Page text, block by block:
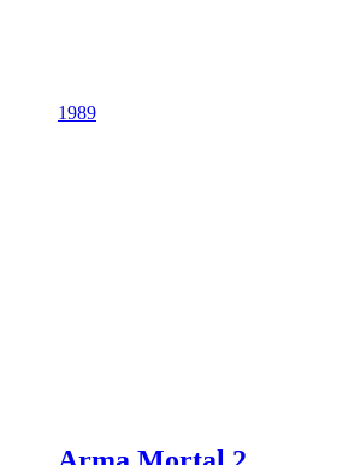
1989